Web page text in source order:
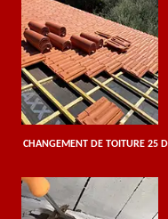
CHANGEMENT DE TOITURE 25